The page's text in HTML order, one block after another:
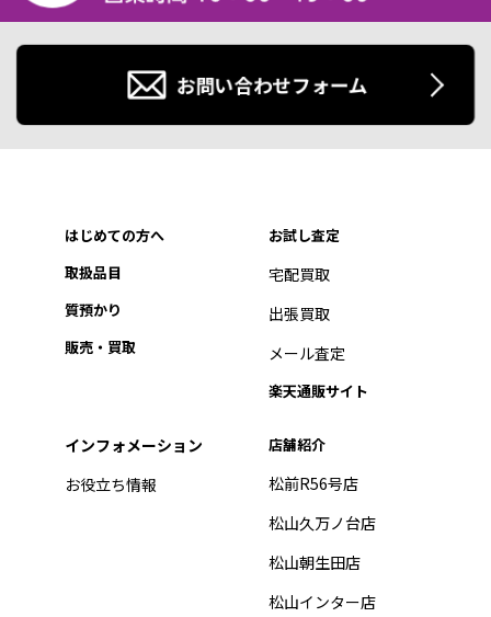
お問い合わせフォーム
はじめての方へ
取扱品目
質預かり
販売・買取
お試し査定
宅配買取
出張買取
メール査定
楽天通販サイト
インフォメーション
お役立ち情報
店舗紹介
松前R56号店
松山久万ノ台店
松山朝生田店
松山インター店